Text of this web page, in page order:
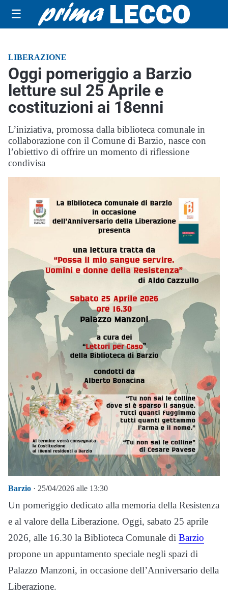
☰
LIBERAZIONE
Oggi pomeriggio a Barzio
letture sul 25 Aprile e
costituzioni ai 18enni
L’iniziativa, promossa dalla biblioteca comunale in
collaborazione con il Comune di Barzio, nasce con
l’obiettivo di offrire un momento di riflessione
condivisa
Barzio · 25/04/2026 alle 13:30
Un pomeriggio dedicato alla memoria della Resistenza
e al valore della Liberazione. Oggi, sabato 25 aprile
2026, alle 16.30 la Biblioteca Comunale di Barzio
propone un appuntamento speciale negli spazi di
Palazzo Manzoni, in occasione dell’Anniversario della
Liberazione.